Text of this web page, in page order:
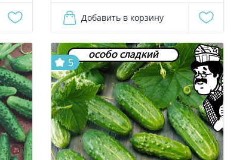
Добавить в корзину
особо сладкий
5